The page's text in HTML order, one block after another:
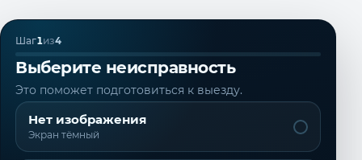
Шаг1из4
Выберите неисправность
Это поможет подготовиться к выезду.
Нет изображения
Экран тёмный